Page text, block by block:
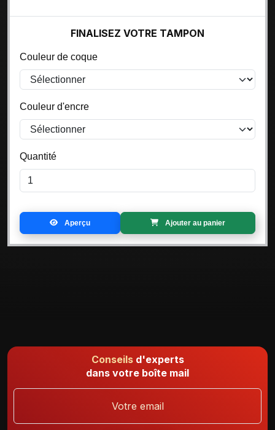
FINALISEZ VOTRE TAMPON
Couleur de coque
Couleur d'encre
Quantité
Aperçu Ajouter au panier
Conseils d'experts
dans votre boîte mail